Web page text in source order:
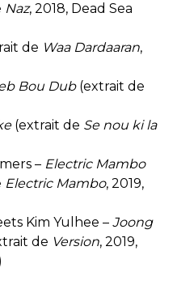
Naz, 2018, Dead Sea
de Waa Dardaaran,
Bou Dub(extrait de
(extrait de Se nou ki la
– Electric Mambo
Electric Mambo, 2019,
Kim Yulhee – Joong
de Version, 2019,